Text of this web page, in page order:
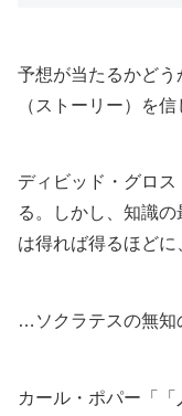
予想が当たるかど
（ストーリー）を
ディビッド・グロ
る。しかし、知識
は得れば得るほどに
…ソクラテスの無知
カール・ポパー「